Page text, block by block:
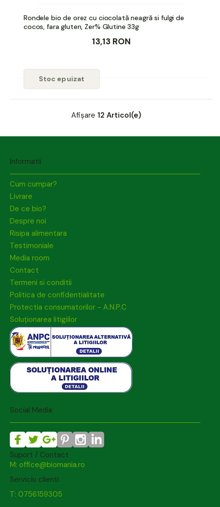
Rondele bio de orez cu ciocolată neagră si fulgi de
cocos, fara gluten, Zer% Glutine 33g
13,13 RON
Stoc epuizat
Afișare 12 Articol(e)
Informatii
Cum cumpar?
Livrare
De ce bio?
Despre noi
Risipa alimentara
Testimoniale
Media room
Contact
Termeni si conditii
Politica de confidentialitate
Protectia consumatorilor - A.N.P.C
Soluționarea litigiilor
Social Media
Suport / Contact
M: office@biomania.ro
Serviciu clienti
T: 0756159305